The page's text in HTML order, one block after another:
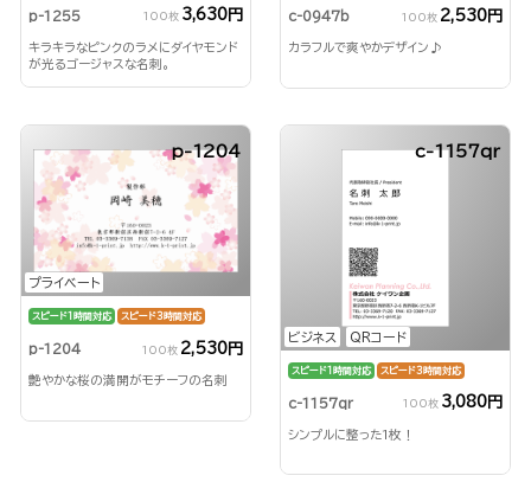
p-1255 100枚 3,630円
キラキラなピンクのラメにダイヤモンド
が光るゴージャスな名刺。
c-0947b 100枚 2,530円
カラフルで爽やかデザイン♪
プライベート
p-1204
スピード1時間対応 スピード3時間対応
p-1204 100枚 2,530円
艶やかな桜の満開がモチーフの名刺
ビジネス QRコード
c-1157qr
スピード1時間対応 スピード3時間対応
c-1157qr 100枚 3,080円
シンプルに整った1枚！